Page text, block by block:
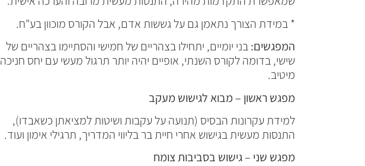
* במידת הצורך נתאמן גם על גששות אדם, אבל הקורס מוכוון בע"ח.
המפגשים:בני יומיים, יתחילו בצהריים של חמישי והסתיימו בצהריים של
שישי, בדומה לקורס השנתי, אופיים יהיה יותר תרגול מעשי עם יחס חניכה
מיטיב.
מפגש ראשון – מבוא לגישוש מעקב
למידת עקרונות הבסיס (תנועה על עקבות ושיטות למציאתן כשאבדו),
התנסות מעשית בגישוש אחרי חיית בר בליווי המדריך, תרגילי אימון ועוד.
מפגש שני – גישוש בסביבות צומח